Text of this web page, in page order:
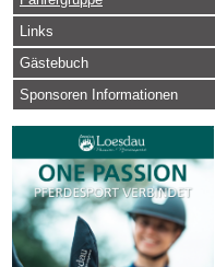
Links
Gästebuch
Sponsoren Informationen